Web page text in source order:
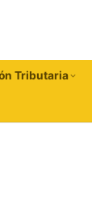
Tributaria